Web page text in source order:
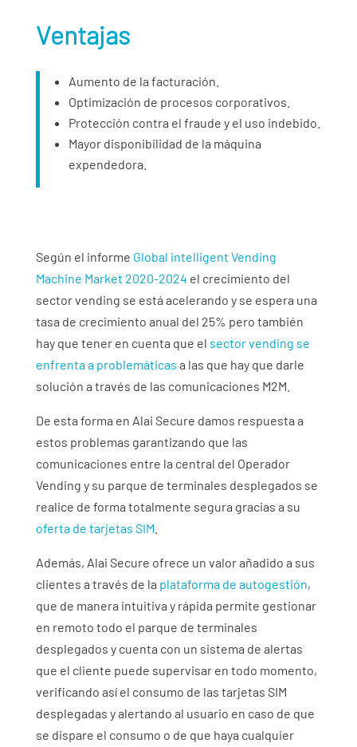
Ventajas
Aumento de la facturación.
Optimización de procesos corporativos.
Protección contra el fraude y el uso indebido.
Mayor disponibilidad de la máquina
expendedora.
Según el informe Global intelligent Vending
Machine Market 2020-2024 el crecimiento del
sector vending se está acelerando y se espera una
tasa de crecimiento anual del 25% pero también
hay que tener en cuenta que el sector vending se
enfrenta a problemáticas a las que hay que darle
solución a través de las comunicaciones M2M.
De esta forma en Alai Secure damos respuesta a
estos problemas garantizando que las
comunicaciones entre la central del Operador
Vending y su parque de terminales desplegados se
realice de forma totalmente segura gracias a su
oferta de tarjetas SIM
Además, Alai Secure ofrece un valor añadido a sus
clientes a través de la plataforma de autogestión,
que de manera intuitiva y rápida permite gestionar
en remoto todo el parque de terminales
desplegados y cuenta con un sistema de alertas
que el cliente puede supervisar en todo momento,
verificando así el consumo de las tarjetas SIM
desplegadas y alertando al usuario en caso de que
se dispare el consumo o de que haya cualquier